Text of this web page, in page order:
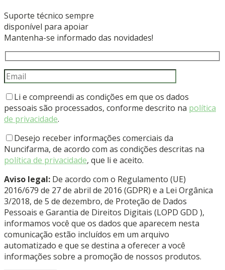
Suporte técnico sempre
disponível para apoiar
Mantenha-se informado das novidades!
Li e compreendi as condições em que os dados
pessoais são processados, conforme descrito na política
de privacidade.
Desejo receber informações comerciais da
Nuncifarma, de acordo com as condições descritas na
política de privacidade, que li e aceito.
Aviso legal: De acordo com o Regulamento (UE)
2016/679 de 27 de abril de 2016 (GDPR) e a Lei Orgânica
3/2018, de 5 de dezembro, de Proteção de Dados
Pessoais e Garantia de Direitos Digitais (LOPD GDD ),
informamos você que os dados que aparecem nesta
comunicação estão incluídos em um arquivo
automatizado e que se destina a oferecer a você
informações sobre a promoção de nossos produtos.